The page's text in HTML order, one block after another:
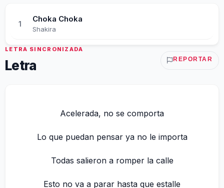
1
Choka Choka
Shakira
LETRA SINCRONIZADA
Letra REPORTAR
Acelerada, no se comporta
Lo que puedan pensar ya no le importa
Todas salieron a romper la calle
Esto no va a parar hasta que estalle